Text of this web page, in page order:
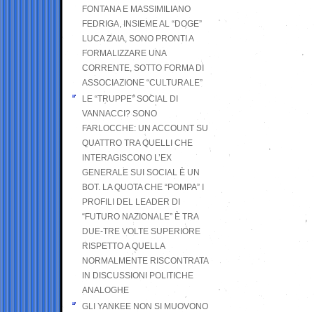
FONTANA E MASSIMILIANO
FEDRIGA, INSIEME AL “DOGE”
LUCA ZAIA, SONO PRONTI A
FORMALIZZARE UNA
CORRENTE, SOTTO FORMA DI
ASSOCIAZIONE “CULTURALE”
LE “TRUPPE” SOCIAL DI
VANNACCI? SONO
FARLOCCHE: UN ACCOUNT SU
QUATTRO TRA QUELLI CHE
INTERAGISCONO L’EX
GENERALE SUI SOCIAL È UN
BOT. LA QUOTA CHE “POMPA” I
PROFILI DEL LEADER DI
“FUTURO NAZIONALE” È TRA
DUE-TRE VOLTE SUPERIORE
RISPETTO A QUELLA
NORMALMENTE RISCONTRATA
IN DISCUSSIONI POLITICHE
ANALOGHE
GLI YANKEE NON SI MUOVONO